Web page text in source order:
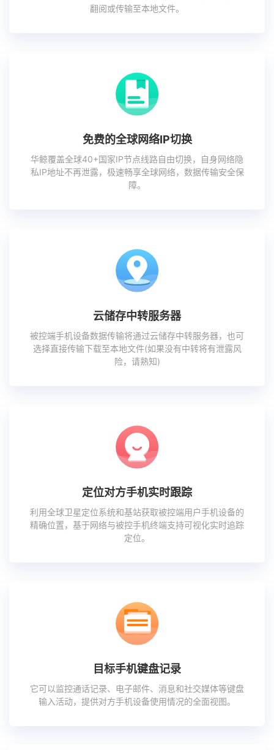
翻阅或传输至本地文件。
免费的全球网络IP切换
华鲸覆盖全球40+国家IP节点线路自由切换，自身网络隐
私IP地址不再泄露，极速畅享全球网络，数据传输安全保
障。
云储存中转服务器
被控端手机设备数据传输将通过云储存中转服务器，也可
选择直接传输下载至本地文件(如果没有中转将有泄露风
险，请熟知)
定位对方手机实时跟踪
利用全球卫星定位系统和基站获取被控端用户手机设备的
精确位置，基于网络与被控手机终端支持可视化实时追踪
定位。
目标手机键盘记录
它可以监控通话记录、电子邮件、消息和社交媒体等键盘
输入活动，提供对方手机设备使用情况的全面视图。